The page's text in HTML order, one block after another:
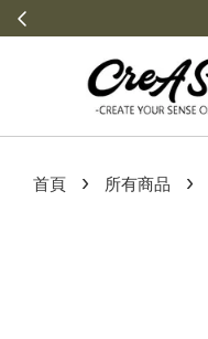
首頁 › 所有商品 ›